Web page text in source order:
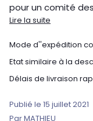
pour un comité
Lire la suite
Mode d''expédition
Etat similaire à la
Délais de livraison
Publié le 15 juillet 2021
Par MATHIEU